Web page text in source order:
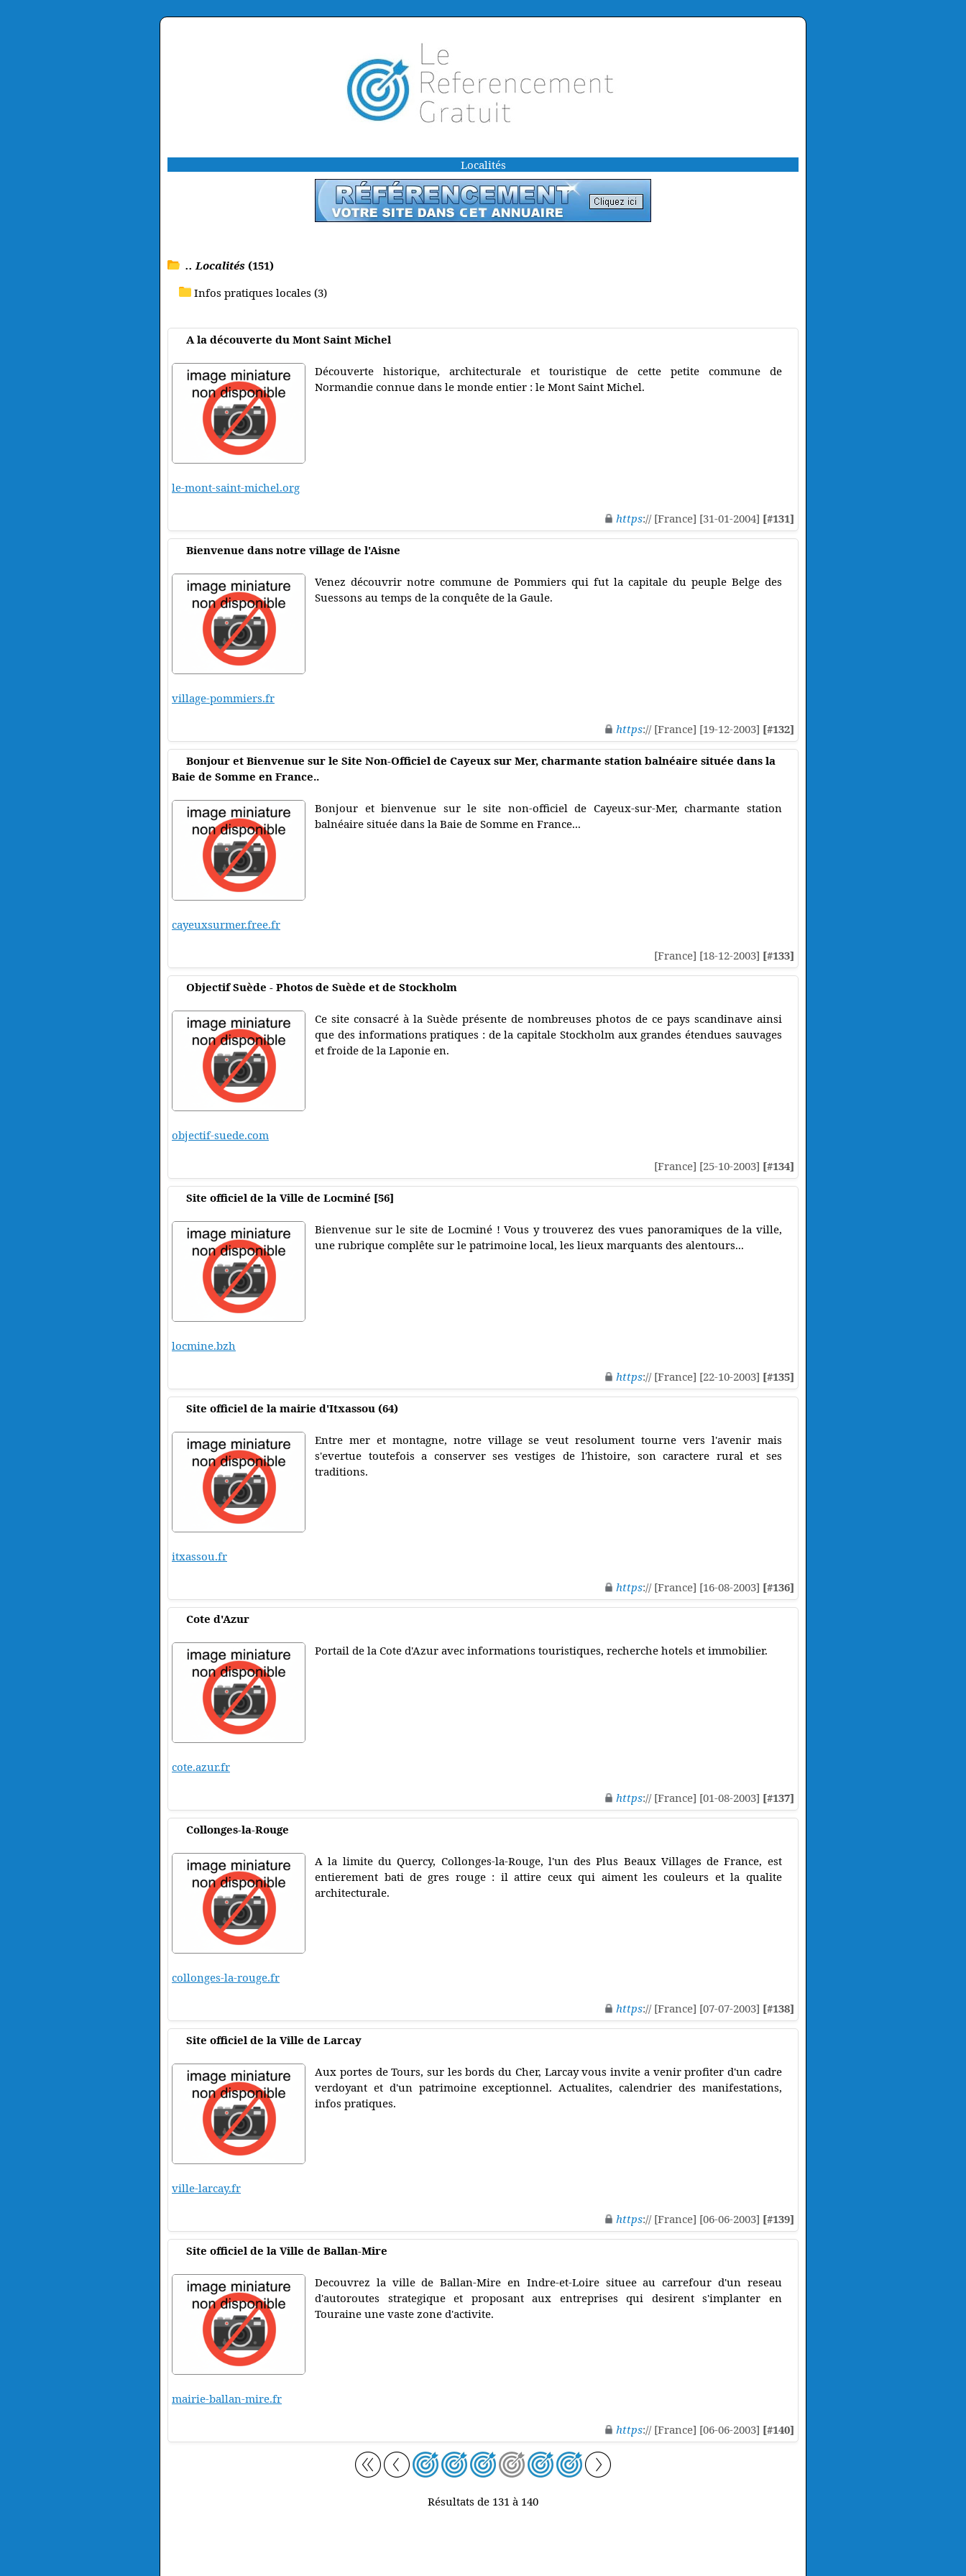
Localités
.. Localités (151)
Infos pratiques locales (3)
A la découverte du Mont Saint Michel
Découverte historique, architecturale et touristique de cette petite commune de
Normandie connue dans le monde entier : le Mont Saint Michel.
le-mont-saint-michel.org
https:// [France] [31-01-2004] [#131]
Bienvenue dans notre village de l'Aisne
Venez découvrir notre commune de Pommiers qui fut la capitale du peuple Belge des
Suessons au temps de la conquête de la Gaule.
village-pommiers.fr
https:// [France] [19-12-2003] [#132]
Bonjour et Bienvenue sur le Site Non-Officiel de Cayeux sur Mer, charmante station balnéaire située dans la
Baie de Somme en France..
Bonjour et bienvenue sur le site non-officiel de Cayeux-sur-Mer, charmante station
balnéaire située dans la Baie de Somme en France...
cayeuxsurmer.free.fr
[France] [18-12-2003] [#133]
Objectif Suède - Photos de Suède et de Stockholm
Ce site consacré à la Suède présente de nombreuses photos de ce pays scandinave ainsi
que des informations pratiques : de la capitale Stockholm aux grandes étendues sauvages
et froide de la Laponie en.
objectif-suede.com
[France] [25-10-2003] [#134]
Site officiel de la Ville de Locminé [56]
Bienvenue sur le site de Locminé ! Vous y trouverez des vues panoramiques de la ville,
une rubrique complête sur le patrimoine local, les lieux marquants des alentours...
locmine.bzh
https:// [France] [22-10-2003] [#135]
Site officiel de la mairie d'Itxassou (64)
Entre mer et montagne, notre village se veut resolument tourne vers l'avenir mais
s'evertue toutefois a conserver ses vestiges de l'histoire, son caractere rural et ses
traditions.
itxassou.fr
https:// [France] [16-08-2003] [#136]
Cote d'Azur
Portail de la Cote d'Azur avec informations touristiques, recherche hotels et immobilier.
cote.azur.fr
https:// [France] [01-08-2003] [#137]
Collonges-la-Rouge
A la limite du Quercy, Collonges-la-Rouge, l'un des Plus Beaux Villages de France, est
entierement bati de gres rouge : il attire ceux qui aiment les couleurs et la qualite
architecturale.
collonges-la-rouge.fr
https:// [France] [07-07-2003] [#138]
Site officiel de la Ville de Larcay
Aux portes de Tours, sur les bords du Cher, Larcay vous invite a venir profiter d'un cadre
verdoyant et d'un patrimoine exceptionnel. Actualites, calendrier des manifestations,
infos pratiques.
ville-larcay.fr
https:// [France] [06-06-2003] [#139]
Site officiel de la Ville de Ballan-Mire
Decouvrez la ville de Ballan-Mire en Indre-et-Loire situee au carrefour d'un reseau
d'autoroutes strategique et proposant aux entreprises qui desirent s'implanter en
Touraine une vaste zone d'activite.
mairie-ballan-mire.fr
https:// [France] [06-06-2003] [#140]
Résultats de 131 à 140